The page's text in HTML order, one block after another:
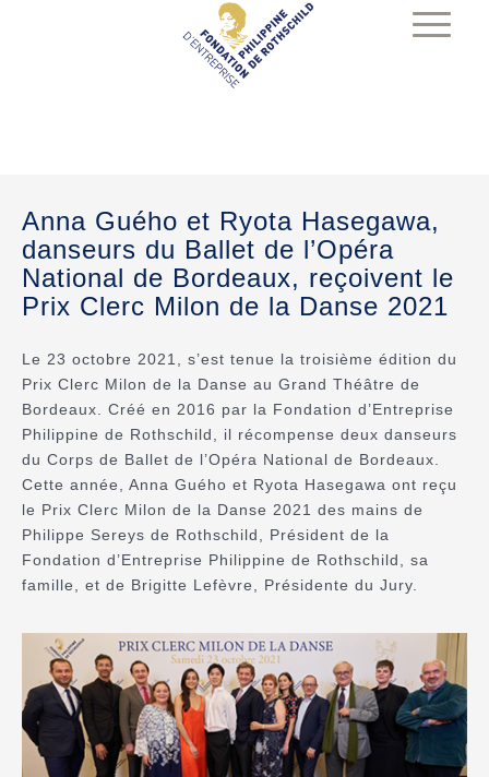
Anna Guého et Ryota Hasegawa,
danseurs du Ballet de l’Opéra
National de Bordeaux, reçoivent le
Prix Clerc Milon de la Danse 2021
Le 23 octobre 2021, s’est tenue la troisième édition du
Prix Clerc Milon de la Danse au Grand Théâtre de
Bordeaux. Créé en 2016 par la Fondation d’Entreprise
Philippine de Rothschild, il récompense deux danseurs
du Corps de Ballet de l’Opéra National de Bordeaux.
Cette année, Anna Guého et Ryota Hasegawa ont reçu
le Prix Clerc Milon de la Danse 2021 des mains de
Philippe Sereys de Rothschild, Président de la
Fondation d’Entreprise Philippine de Rothschild, sa
famille, et de Brigitte Lefèvre, Présidente du Jury.